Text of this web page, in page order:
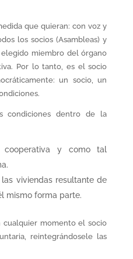
que quieran: con voz y
los socios (Asambleas) y
miembro del órgano
Por lo tanto, es el socio
un socio, un
condiciones dentro de la
y como tal
viviendas resultante de
mismo forma parte.
cualquier momento el socio
reintegrándosele las